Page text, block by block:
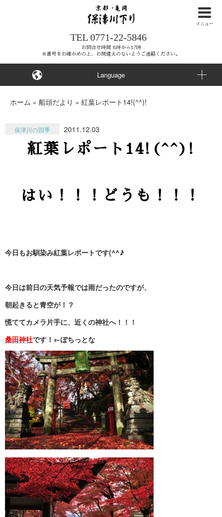
ナ
ビ
ゲ
ー
ョ
ン
プ
メニュー
Language
TEL 0771-22-5846
お問合せ時間 8時から17時
※番号をお確かめの上、お間違えのないようご連絡ください。
ホーム » 船頭だより » 紅葉レポート14!(^^)!
保津川の四季 2011.12.03
紅葉レポート14!(^^)!
はい！！！どうも！！！
今日もお馴染み紅葉レポートです(^^♪
今日は前日の天気予報では雨だったのですが、
朝起きると青空が！？
慌ててカメラ片手に、近くの神社へ！！！
桑田神社です！←ぽちっとな